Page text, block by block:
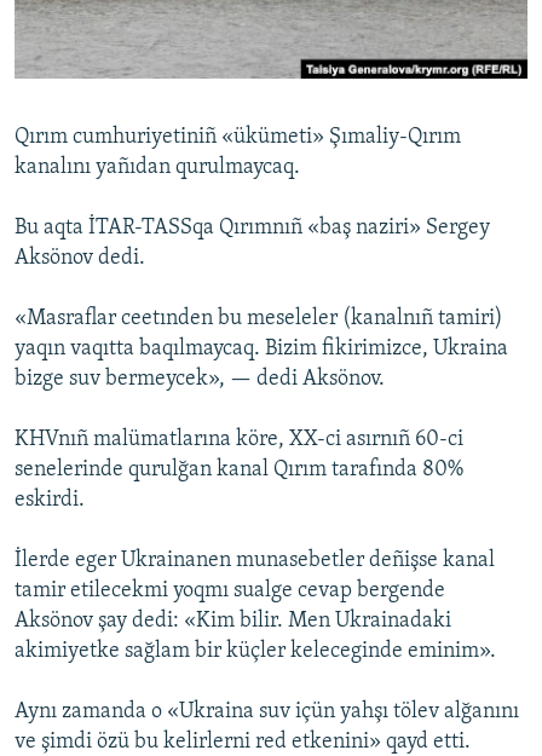
Русский
Українською
QOŞULIÑIZ!
RFE/RS bütün saytları
Qırım cumhuriyetiniñ «ükümeti» Şımaliy-Qırım
kanalını yañıdan qurulmaycaq.
Bu aqta İTAR-TASSqa Qırımnıñ «baş naziri» Sergey
Aksönov dedi.
«Masraflar ceetınden bu meseleler (kanalnıñ tamiri)
yaqın vaqıtta baqılmaycaq. Bizim fikirimizce, Ukraina
bizge suv bermeycek», — dedi Aksönov.
KHVnıñ malümatlarına köre, XX-ci asırnıñ 60-ci
senelerinde qurulğan kanal Qırım tarafında 80%
eskirdi.
İlerde eger Ukrainanen munasebetler deñişse kanal
tamir etilecekmi yoqmı sualge cevap bergende
Aksönov şay dedi: «Kim bilir. Men Ukrainadaki
akimiyetke sağlam bir küçler keleceginde eminim».
Aynı zamanda o «Ukraina suv içün yahşı tölev alğanını
ve şimdi özü bu kelirlerni red etkenini» qayd etti.